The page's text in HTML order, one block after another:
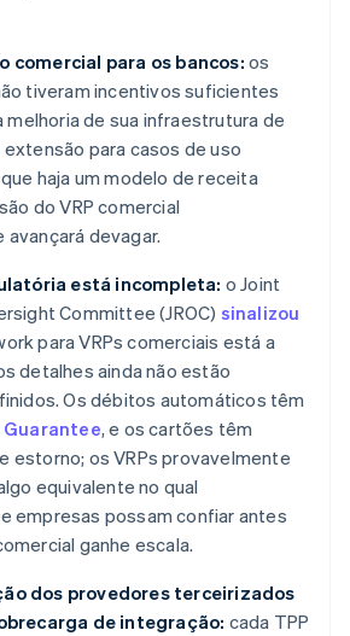
comercial para os bancos: os
tiveram incentivos suficientes
melhoria de sua infraestrutura de
extensão para casos de uso
haja um modelo de receita
do VRP comercial
devagar.
está incompleta: o Joint
Committee (JROC) sinalizou
para VRPs comerciais está a
detalhes ainda não estão
Os débitos automáticos têm
, e os cartões têm
estorno; os VRPs provavelmente
equivalente no qual
empresas possam confiar antes
ganhe escala.
dos provedores terceirizados
de integração: cada TPP